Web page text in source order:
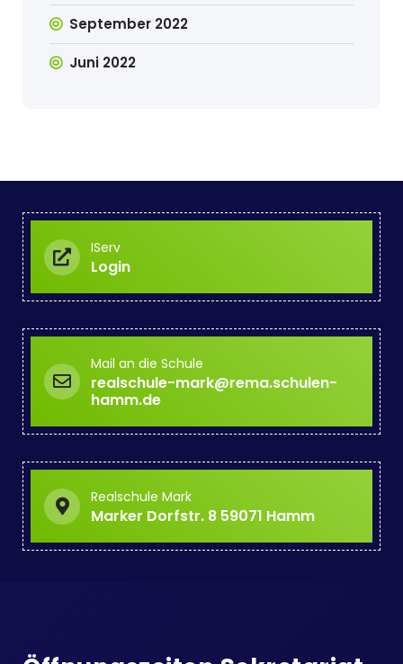
September 2022
Juni 2022
IServ
Login
Mail an die Schule
realschule-mark@rema.schulen-
hamm.de
Realschule Mark
Marker Dorfstr. 8 59071 Hamm